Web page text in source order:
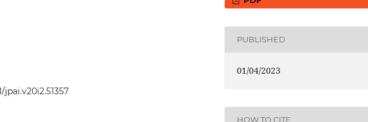
jpai.v20i2.51357
PUBLISHED
01/04/2023
HOW TO CITE